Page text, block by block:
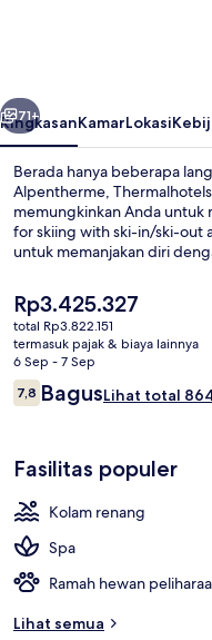
Berikutnya
71+
RingkasanKamarLokasi
Berada hanya beberapa
Alpentherme,
memungkinkan Anda untuk
for skiing with ski-in/ski-out
untuk memanjakan diri
renang outdoor, klub
akan menyukai akses ke
Harga
saat
ini
Rp3.425.327
Rp3.425.327
total Rp3.822.151
termasuk pajak & biaya lainnya
6 Sep - 7 Sep
Ulasan
7,87,8 dari 10
BagusLihat total
Fasilitas populer
Kolam renang
Spa
Ramah hewan
Lihat semua